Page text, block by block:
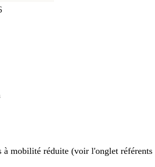
à mobilité réduite (voir l'onglet référents